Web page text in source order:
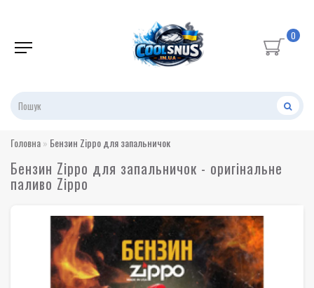
0
Головна Бензин Zippo для запальничок
Бензин Zippo для запальничок - оригінальне
паливо Zippo